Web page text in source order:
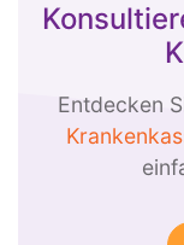
Entdecken